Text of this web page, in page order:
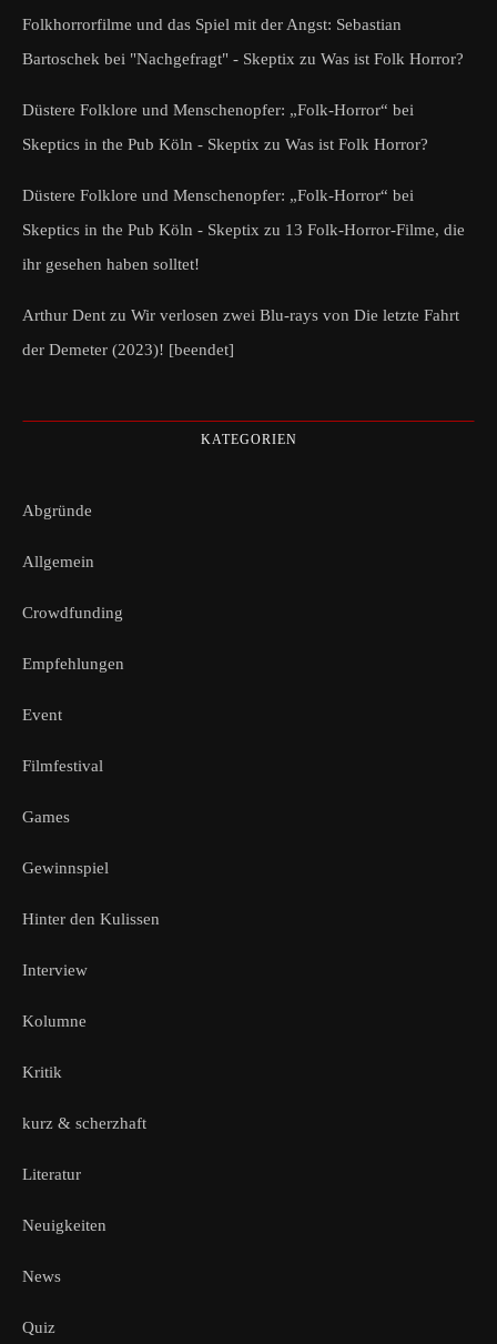
Folkhorrorfilme und das Spiel mit der Angst: Sebastian
Bartoschek bei "Nachgefragt" - Skeptix zu Was ist Folk Horror?
Düstere Folklore und Menschenopfer: „Folk-Horror“ bei
Skeptics in the Pub Köln - Skeptix zu Was ist Folk Horror?
Düstere Folklore und Menschenopfer: „Folk-Horror“ bei
Skeptics in the Pub Köln - Skeptix zu 13 Folk-Horror-Filme, die
ihr gesehen haben solltet!
Arthur Dent zu Wir verlosen zwei Blu-rays von Die letzte Fahrt
der Demeter (2023)! [beendet]
KATEGORIEN
Abgründe
Allgemein
Crowdfunding
Empfehlungen
Event
Filmfestival
Games
Gewinnspiel
Hinter den Kulissen
Interview
Kolumne
Kritik
kurz & scherzhaft
Literatur
Neuigkeiten
News
Quiz